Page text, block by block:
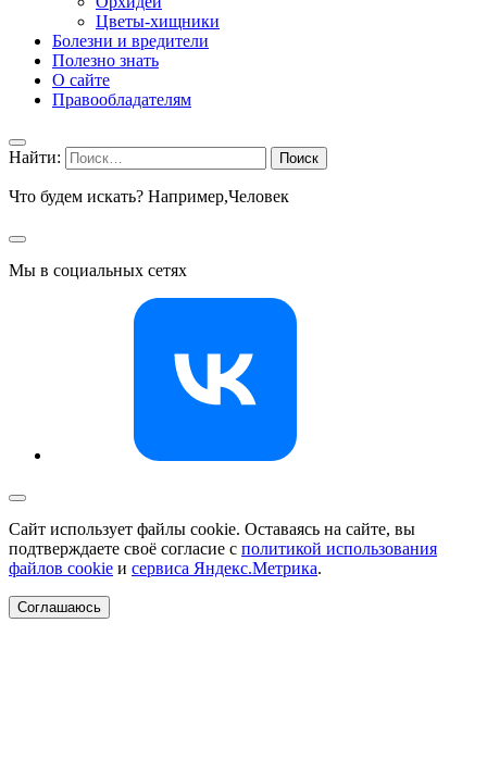
Цветы-хищники
Болезни и вредители
Полезно знать
О сайте
Правообладателям
Найти:
Что будем искать? Например,Человек
Мы в социальных сетях
Сайт использует файлы cookie. Оставаясь на сайте, вы
подтверждаете своё согласие с политикой использования
файлов cookie и сервиса Яндекс.Метрика.
Соглашаюсь